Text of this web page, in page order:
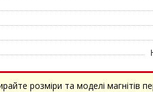
розміри та моделі магнітів